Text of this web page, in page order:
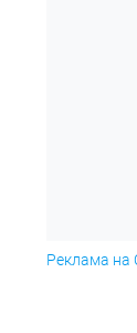
Реклама на